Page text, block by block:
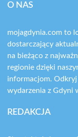
O NAS
mojagdynia.com to
dostarczający
na bieżąco z
regionie dzięki
informacjom.
wydarzenia z Gdyni
REDAKCJA